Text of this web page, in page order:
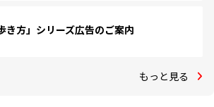
き方」シリーズ広告のご案内
もっと見る